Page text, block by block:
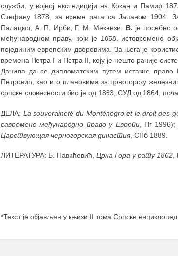
служби, у војној експедицији на Кокан и Памир
Стефану 1878, за време рата са Јапаном 1904.
Палацког, А. П. Ирби, Г. М. Мекензи. В. је посебно
међународном праву, који је 1858. истовремено
појединим европским дворовима. За њега је
времена Петра I и Петра II, коју је нешто раније
Данила да се дипломатским путем истакне право
Петровић, као и о плановима за црногорску
српске словесности био је од 1863, СУД од 1864,
ДЕЛА: La souveraineté du Monténegro et le droit des
савремено међународно право у Европи, Пг 1996);
Царствующая черногорская династия , СПб 1889.
ЛИТЕРАТУРА: Б. Павићевић, Црна Гора у рату 1862
*Текст је објављен у књизи II тома Српске